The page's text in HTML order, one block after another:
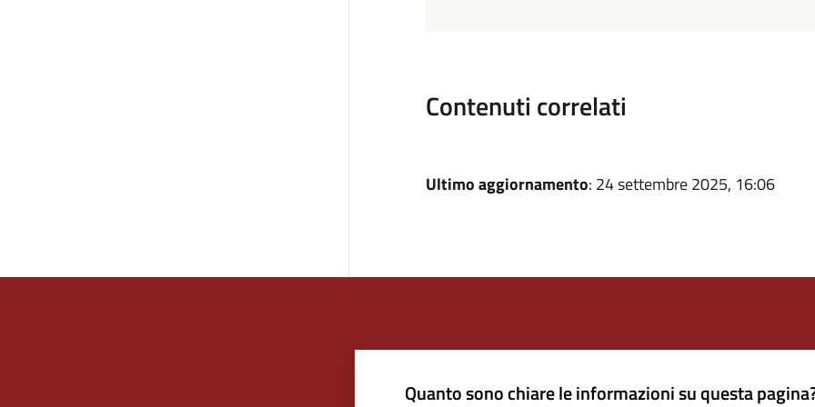
Contenuti correlati
Ultimo aggiornamento: 24 settembre 2025, 16:06
Quanto sono chiare le informazioni su questa